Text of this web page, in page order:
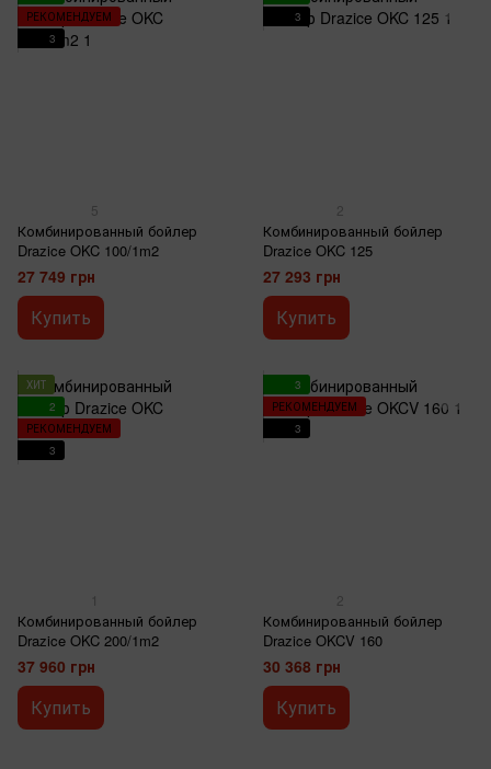
РЕКОМЕНДУЕМ
3
5
Комбинированный бойлер
Drazice OKC 100/1m2
27 749 грн
Купить
3
2
Комбинированный бойлер
Drazice OKC 125
27 293 грн
Купить
ХИТ
2
РЕКОМЕНДУЕМ
3
1
Комбинированный бойлер
Drazice OKC 200/1m2
37 960 грн
Купить
3
РЕКОМЕНДУЕМ
3
2
Комбинированный бойлер
Drazice OKCV 160
30 368 грн
Купить